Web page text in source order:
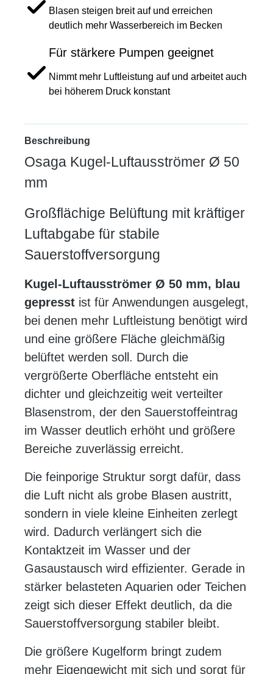
Blasen steigen breit auf und erreichen
deutlich mehr Wasserbereich im Becken
Für stärkere Pumpen geeignet
Nimmt mehr Luftleistung auf und arbeitet auch
bei höherem Druck konstant
Beschreibung
Osaga Kugel-Luftausströmer Ø 50
mm
Großflächige Belüftung mit kräftiger
Luftabgabe für stabile
Sauerstoffversorgung
Kugel-Luftausströmer Ø 50 mm, blau
gepresst ist für Anwendungen ausgelegt,
bei denen mehr Luftleistung benötigt wird
und eine größere Fläche gleichmäßig
belüftet werden soll. Durch die
vergrößerte Oberfläche entsteht ein
dichter und gleichzeitig weit verteilter
Blasenstrom, der den Sauerstoffeintrag
im Wasser deutlich erhöht und größere
Bereiche zuverlässig erreicht.
Die feinporige Struktur sorgt dafür, dass
die Luft nicht als grobe Blasen austritt,
sondern in viele kleine Einheiten zerlegt
wird. Dadurch verlängert sich die
Kontaktzeit im Wasser und der
Gasaustausch wird effizienter. Gerade in
stärker belasteten Aquarien oder Teichen
zeigt sich dieser Effekt deutlich, da die
Sauerstoffversorgung stabiler bleibt.
Die größere Kugelform bringt zudem
mehr Eigengewicht mit sich und sorgt für